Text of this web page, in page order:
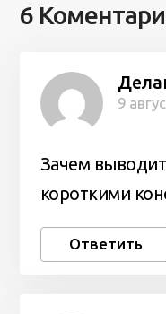
6
9
Зачем
короткими
Ответить